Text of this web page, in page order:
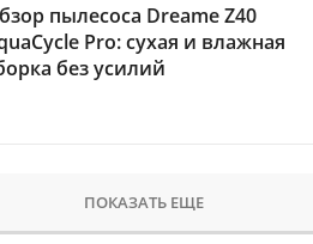
пылесоса Dreame Z40
Pro: сухая и влажная
без усилий
ПОКАЗАТЬ ЕЩЕ